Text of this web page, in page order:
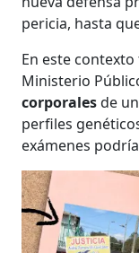
pericia, hasta
En este
Ministerio
corporalesde
perfiles
exámenes